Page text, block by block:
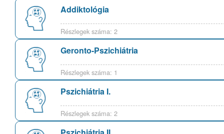
Addiktológia
Részlegek száma: 2
Geronto-Pszichiátria
Részlegek száma: 1
Pszichiátria I.
Részlegek száma: 2